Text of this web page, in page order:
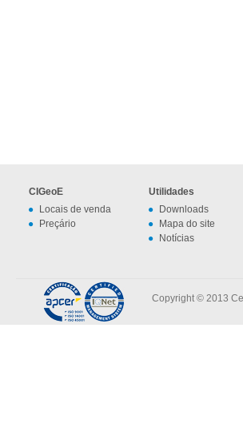
CIGeoE
Locais de venda
Preçário
Utilidades
Downloads
Mapa do site
Notícias
Copyright © 2013